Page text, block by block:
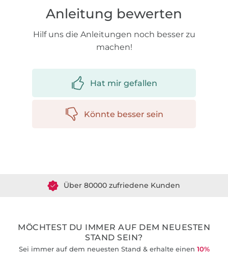
Anleitung bewerten
Hilf uns die Anleitungen noch besser zu
machen!
Hat mir gefallen
Könnte besser sein
Über 80000 zufriedene Kunden
MÖCHTEST DU IMMER AUF DEM NEUESTEN
STAND SEIN?
Sei immer auf dem neuesten Stand & erhalte einen 10%